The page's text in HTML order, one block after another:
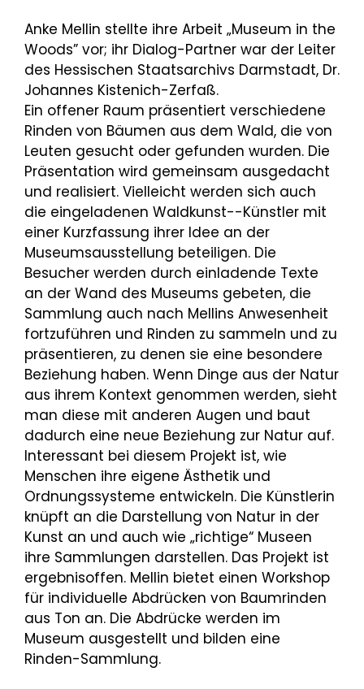
Anke Mellin stellte ihre Arbeit „Museum in the
Woods” vor; ihr Dialog-Partner war der Leiter
des Hessischen Staatsarchivs Darmstadt, Dr.
Johannes Kistenich-Zerfaß.
Ein offener Raum präsentiert verschiedene
Rinden von Bäumen aus dem Wald, die von
Leuten gesucht oder gefunden wurden. Die
Präsentation wird gemeinsam ausgedacht
und realisiert. Vielleicht werden sich auch
die eingeladenen Waldkunst--Künstler mit
einer Kurzfassung ihrer Idee an der
Museumsausstellung beteiligen. Die
Besucher werden durch einladende Texte
an der Wand des Museums gebeten, die
Sammlung auch nach Mellins Anwesenheit
fortzuführen und Rinden zu sammeln und zu
präsentieren, zu denen sie eine besondere
Beziehung haben. Wenn Dinge aus der Natur
aus ihrem Kontext genommen werden, sieht
man diese mit anderen Augen und baut
dadurch eine neue Beziehung zur Natur auf.
Interessant bei diesem Projekt ist, wie
Menschen ihre eigene Ästhetik und
Ordnungssysteme entwickeln. Die Künstlerin
knüpft an die Darstellung von Natur in der
Kunst an und auch wie „richtige“ Museen
ihre Sammlungen darstellen. Das Projekt ist
ergebnisoffen. Mellin bietet einen Workshop
für individuelle Abdrücken von Baumrinden
aus Ton an. Die Abdrücke werden im
Museum ausgestellt und bilden eine
Rinden-Sammlung.